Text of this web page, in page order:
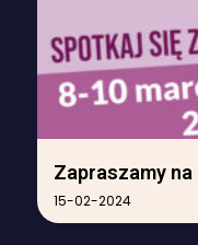
Zapraszamy
15-02-2024